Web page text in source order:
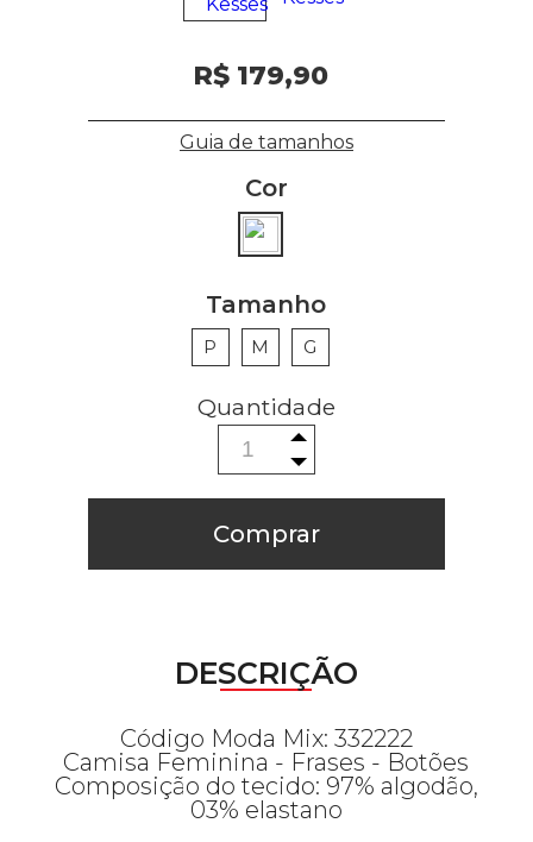
R$ 179,90
Guia de tamanhos
Cor
Tamanho
P M G
Comprar
DESCRIÇÃO
Código Moda Mix: 332222
Camisa Feminina - Frases - Botões
Composição do tecido: 97% algodão,
03% elastano